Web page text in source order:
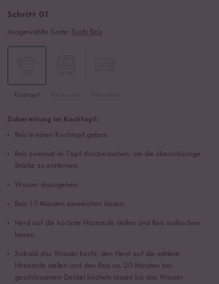
Schritt 01
Ausgewählte Sorte: Sushi Reis
Kochtopf
Zubereitung im Kochtopf:
Reis in einen Kochtopf geben.
Reis zweimal im Topf durchwaschen, um die überschüssige
Stärke zu entfernen.
Wasser dazugeben.
Reis 10 Minuten einweichen lassen.
Herd auf die höchste Hitzestufe stellen und Reis aufkochen
lassen.
Sobald das Wasser kocht, den Herd auf die mittlere
Hitzestufe stellen und den Reis ca. 20 Minuten bei
geschlossenem Deckel köcheln lassen bis das Wasser